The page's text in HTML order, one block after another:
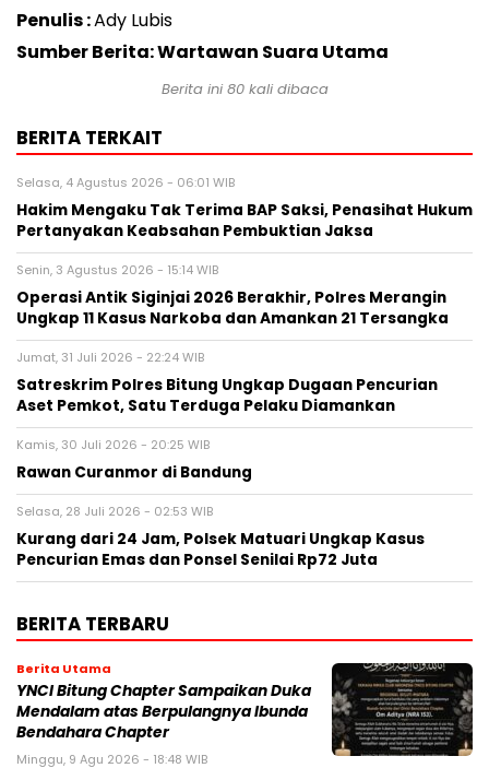
Penulis :Ady Lubis
Sumber Berita: Wartawan Suara Utama
Berita ini 80kali dibaca
BERITA TERKAIT
Selasa, 4 Agustus 2026 - 06:01 WIB
Hakim Mengaku Tak Terima BAP Saksi, Penasihat Hukum
Pertanyakan Keabsahan Pembuktian Jaksa
Senin, 3 Agustus 2026 - 15:14 WIB
Operasi Antik Siginjai 2026 Berakhir, Polres Merangin
Ungkap 11 Kasus Narkoba dan Amankan 21 Tersangka
Jumat, 31 Juli 2026 - 22:24 WIB
Satreskrim Polres Bitung Ungkap Dugaan Pencurian
Aset Pemkot, Satu Terduga Pelaku Diamankan
Kamis, 30 Juli 2026 - 20:25 WIB
Rawan Curanmor di Bandung
Selasa, 28 Juli 2026 - 02:53 WIB
Kurang dari 24 Jam, Polsek Matuari Ungkap Kasus
Pencurian Emas dan Ponsel Senilai Rp72 Juta
BERITA TERBARU
Berita Utama
YNCI Bitung Chapter Sampaikan Duka
Mendalam atas Berpulangnya Ibunda
Bendahara Chapter
Minggu, 9 Agu 2026 - 18:48 WIB